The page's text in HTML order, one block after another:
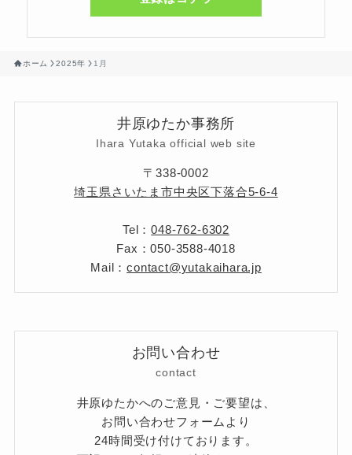
ホーム 2025年 1月
井原ゆたか事務所
Ihara Yutaka official web site
〒338-0002
埼玉県さいたま市中央区下落合5-6-4
Tel：048-762-6302
Fax：050-3588-4018
Mail：contact@yutakaihara.jp
お問い合わせ
contact
井原ゆたかへのご意見・ご要望は、
お問い合わせフォームより
24時間受け付けております。